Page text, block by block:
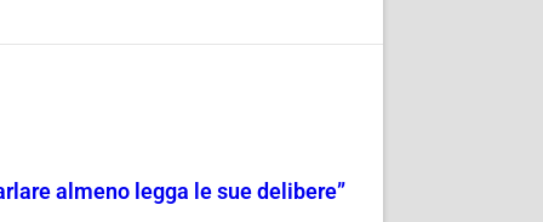
almeno legga le sue delibere”